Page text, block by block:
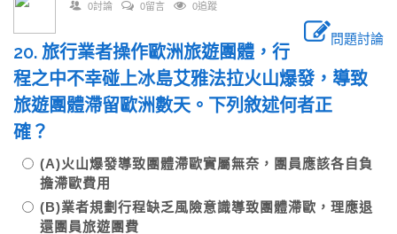
0討論 0留言 0追蹤
問題討論
20. 旅行業者操作歐洲旅遊團體，行
程之中不幸碰上冰島艾雅法拉火山爆發，導致
旅遊團體滯留歐洲數天。下列敘述何者正
確？
(A)火山爆發導致團體滯歐實屬無奈，團員應該各自負
擔滯歐費用
(B)業者規劃行程缺乏風險意識導致團體滯歐，理應退
還團員旅遊團費